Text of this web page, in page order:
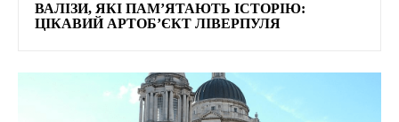
ВАЛІЗИ, ЯКІ ПАМ’ЯТАЮТЬ ІСТОРІЮ:
ЦІКАВИЙ АРТОБ’ЄКТ ЛІВЕРПУЛЯ